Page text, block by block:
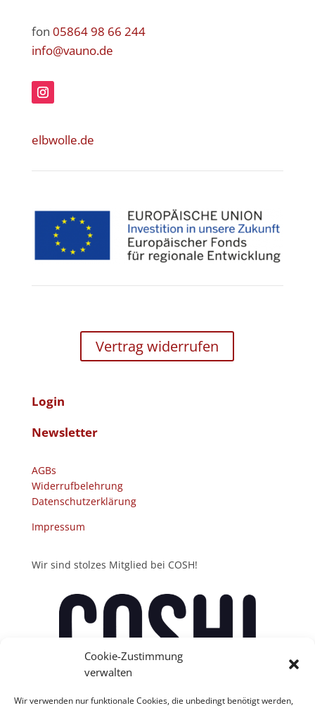
Cookie-Zustimmung
verwalten
Wir verwenden nur funktionale Cookies, die unbedingt benötigt werden,
fon 05864 98 66 244
info@vauno.de
elbwolle.de
Vertrag widerrufen
Login
Newsletter
AGBs
Widerrufbelehrung
Datenschutzerklärung
Impressum
Wir sind stolzes Mitglied bei COSH!